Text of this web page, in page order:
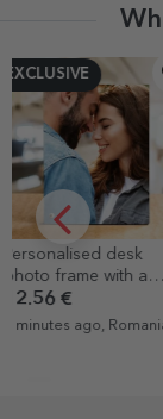
Custom cotton T-
with text - Made in
14.44 €
2 minutes ago,